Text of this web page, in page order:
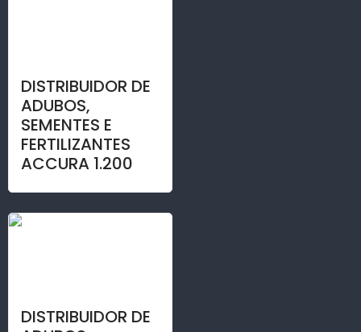
DISTRIBUIDOR DE
ADUBOS,
SEMENTES E
FERTILIZANTES
ACCURA 1.200
DISTRIBUIDOR DE